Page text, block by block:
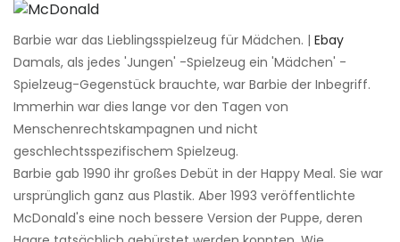
Barbie war das Lieblingsspielzeug für Mädchen. | Ebay
Damals, als jedes 'Jungen' -Spielzeug ein 'Mädchen' -
Spielzeug-Gegenstück brauchte, war Barbie der Inbegriff.
Immerhin war dies lange vor den Tagen von
Menschenrechtskampagnen und nicht
geschlechtsspezifischem Spielzeug.
Barbie gab 1990 ihr großes Debüt in der Happy Meal. Sie war
ursprünglich ganz aus Plastik. Aber 1993 veröffentlichte
McDonald's eine noch bessere Version der Puppe, deren